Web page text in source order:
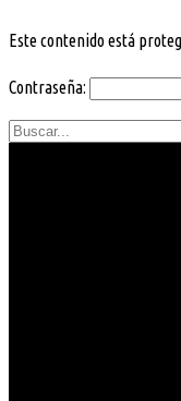
Este contenido está
Contraseña: